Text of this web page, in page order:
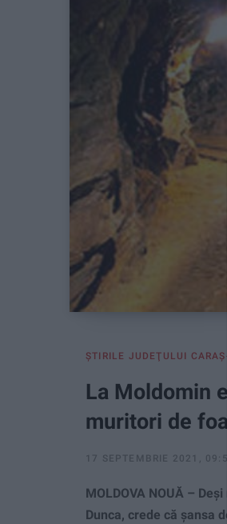
ŞTIRILE JUDEŢULUI
La Moldomin
muritori de
17 SEPTEMBRIE 2021,
MOLDOVA NOUĂ –
Dunca, crede că şansa